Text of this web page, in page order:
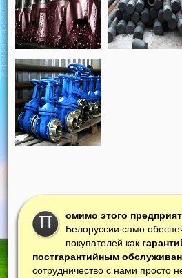
П омимо этого
Белоруссии само
покупателей как
постгарантийным
сотрудничество с нами просто